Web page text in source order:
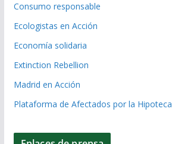
Consumo responsable
Ecologistas en Acción
Economía solidaria
Extinction Rebellion
Madrid en Acción
Plataforma de Afectados por la Hipoteca